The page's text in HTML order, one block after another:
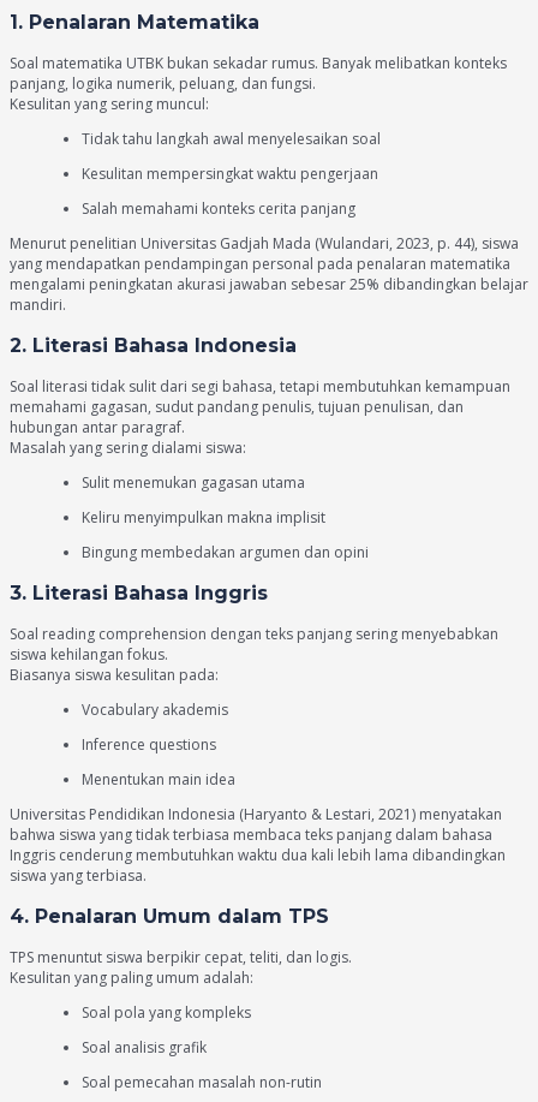
1. Penalaran Matematika
Soal matematika UTBK bukan sekadar rumus. Banyak melibatkan konteks
panjang, logika numerik, peluang, dan fungsi.
Kesulitan yang sering muncul:
Tidak tahu langkah awal menyelesaikan soal
Kesulitan mempersingkat waktu pengerjaan
Salah memahami konteks cerita panjang
Menurut penelitian Universitas Gadjah Mada (Wulandari, 2023, p. 44), siswa
yang mendapatkan pendampingan personal pada penalaran matematika
mengalami peningkatan akurasi jawaban sebesar 25% dibandingkan belajar
mandiri.
2. Literasi Bahasa Indonesia
Soal literasi tidak sulit dari segi bahasa, tetapi membutuhkan kemampuan
memahami gagasan, sudut pandang penulis, tujuan penulisan, dan
hubungan antar paragraf.
Masalah yang sering dialami siswa:
Sulit menemukan gagasan utama
Keliru menyimpulkan makna implisit
Bingung membedakan argumen dan opini
3. Literasi Bahasa Inggris
Soal reading comprehension dengan teks panjang sering menyebabkan
siswa kehilangan fokus.
Biasanya siswa kesulitan pada:
Vocabulary akademis
Inference questions
Menentukan main idea
Universitas Pendidikan Indonesia (Haryanto & Lestari, 2021) menyatakan
bahwa siswa yang tidak terbiasa membaca teks panjang dalam bahasa
Inggris cenderung membutuhkan waktu dua kali lebih lama dibandingkan
siswa yang terbiasa.
4. Penalaran Umum dalam TPS
TPS menuntut siswa berpikir cepat, teliti, dan logis.
Kesulitan yang paling umum adalah:
Soal pola yang kompleks
Soal analisis grafik
Soal pemecahan masalah non-rutin